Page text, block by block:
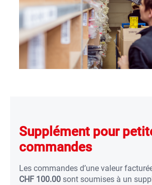
Supplément pour
commandes
Les commandes d’une valeur
CHF 100.00 sont soumises à un